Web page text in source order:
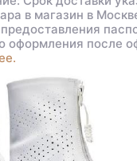
в магазин в
оформления после